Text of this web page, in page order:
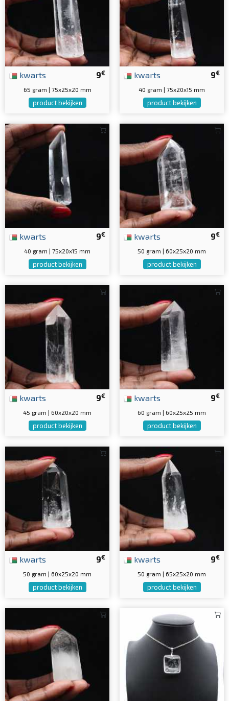
9€
kwarts
65 gram | 75x25x20 mm
product bekijken
9€
kwarts
40 gram | 75x20x15 mm
product bekijken
9€
kwarts
40 gram | 75x20x15 mm
product bekijken
9€
kwarts
50 gram | 60x25x20 mm
product bekijken
9€
kwarts
45 gram | 60x20x20 mm
product bekijken
9€
kwarts
60 gram | 60x25x25 mm
product bekijken
9€
kwarts
50 gram | 60x25x20 mm
product bekijken
9€
kwarts
50 gram | 65x25x20 mm
product bekijken